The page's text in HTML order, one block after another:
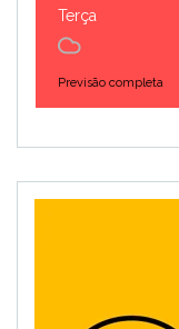
Terça
Previsão completa